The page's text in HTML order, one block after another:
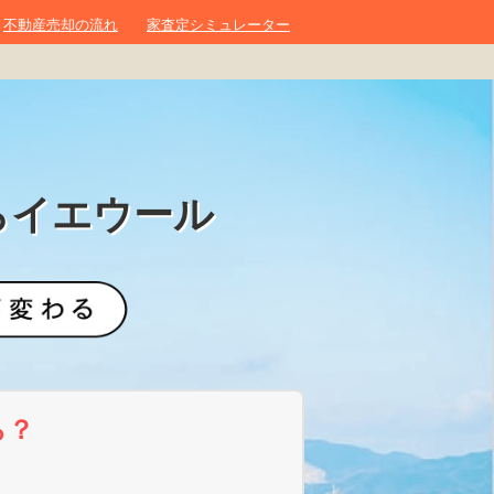
不動産売却の流れ 家査定シミュレーター
イエウール